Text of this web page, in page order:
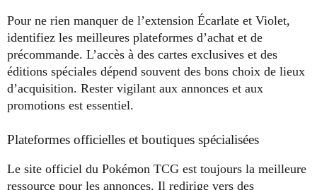
Pour ne rien manquer de l’extension Écarlate et Violet,
identifiez les meilleures plateformes d’achat et de
précommande. L’accès à des cartes exclusives et des
éditions spéciales dépend souvent des bons choix de lieux
d’acquisition. Rester vigilant aux annonces et aux
promotions est essentiel.
Plateformes officielles et boutiques spécialisées
Le site officiel du Pokémon TCG est toujours la meilleure
ressource pour les annonces. Il redirige vers des